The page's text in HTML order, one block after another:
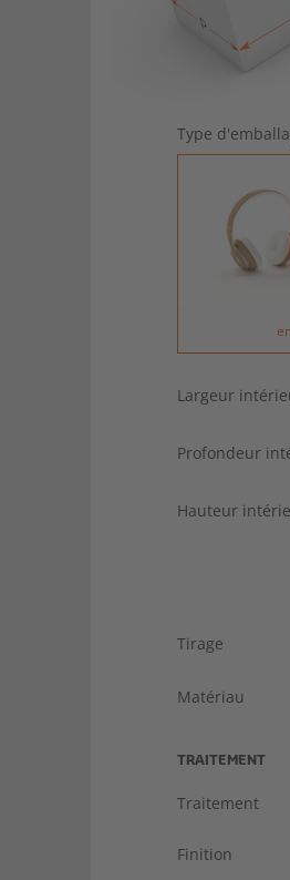
Type
Largeur
Profondeur
Hauteur
Tirage
Matériau
TRAITEMENT
Traitement
Finition